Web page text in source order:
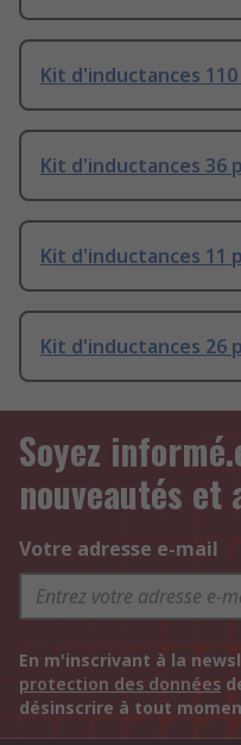
Kit d'inductances
Kit d'inductances 36
Kit d'inductances 11
Kit d'inductances 26
Soyez
nouveautés et
Votre adresse e-mail
En m'inscrivant à la
protection des données
désinscrire à tout